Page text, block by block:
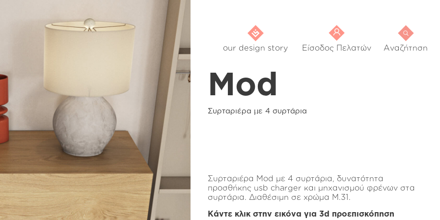
our design story Είσοδος Πελατών Αναζήτηση
Mod
Συρταριέρα με 4 συρτάρια
Συρταριέρα Mod με 4 συρτάρια, δυνατότητα
προσθήκης usb charger και μηχανισμού φρένων στα
συρτάρια. Διαθέσιμη σε χρώμα Μ.31.
Κάντε κλικ στην εικόνα για 3d προεπισκόπηση